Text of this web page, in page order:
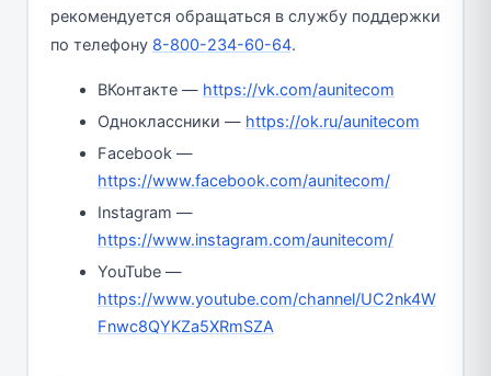
рекомендуется обращаться в службу поддержки
по телефону 8-800-234-60-64.
ВКонтакте — https://vk.com/aunitecom
Одноклассники — https://ok.ru/aunitecom
Facebook —
https://www.facebook.com/aunitecom/
Instagram —
https://www.instagram.com/aunitecom/
YouTube —
https://www.youtube.com/channel/UC2nk4W
Fnwc8QYKZa5XRmSZA